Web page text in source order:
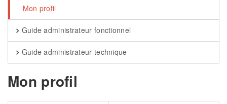
Mon profil
Guide administrateur fonctionnel
Guide administrateur technique
Mon profil